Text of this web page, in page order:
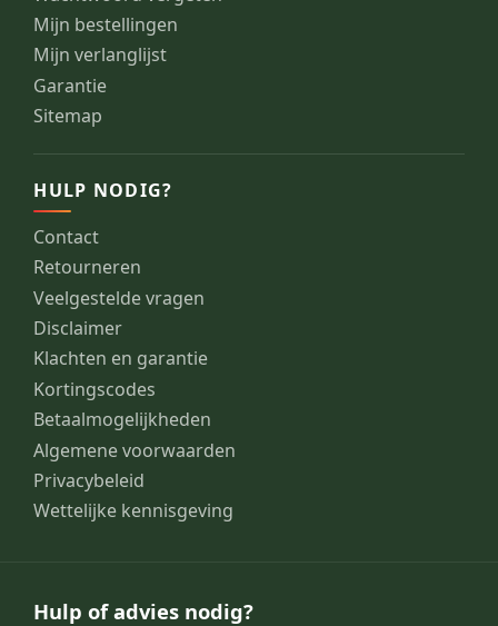
Mijn bestellingen
Mijn verlanglijst
Garantie
Sitemap
HULP NODIG?
Contact
Retourneren
Veelgestelde vragen
Disclaimer
Klachten en garantie
Kortingscodes
Betaalmogelijkheden
Algemene voorwaarden
Privacybeleid
Wettelijke kennisgeving
Hulp of advies nodig?